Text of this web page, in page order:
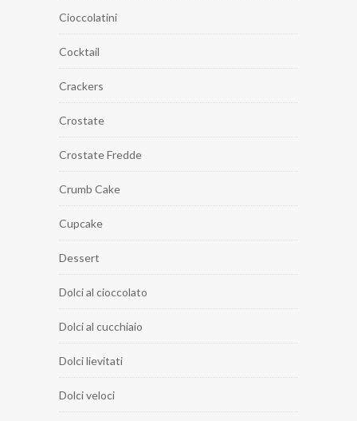
Cioccolatini
Cocktail
Crackers
Crostate
Crostate Fredde
Crumb Cake
Cupcake
Dessert
Dolci al cioccolato
Dolci al cucchiaio
Dolci lievitati
Dolci veloci